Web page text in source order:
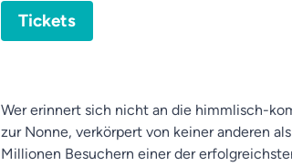
Tickets
Wer erinnert sich nicht an die himmlisch-
zur Nonne, verkörpert von keiner anderen
Millionen Besuchern einer der